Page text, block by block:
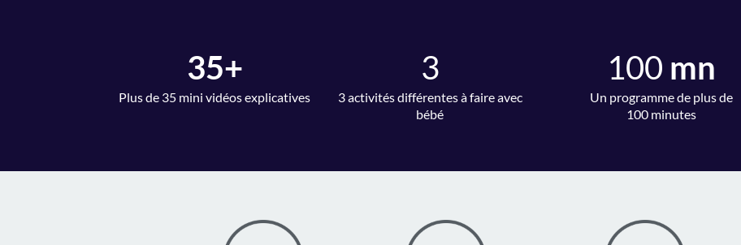
35+
Plus de 35 mini vidéos explicatives
3
3 activités différentes à faire avec
bébé
100 mn
Un programme de plus de
100 minutes